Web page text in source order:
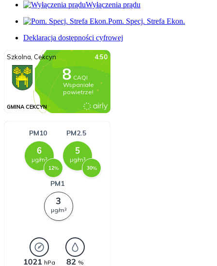
Wyłączenia prądu
Pom. Specj. Strefa Ekon.
Deklaracja dostępności cyfrowej